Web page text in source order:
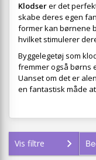
Klodserer det
skabe deres egen
former kan børnene
hvilket stimulerer
Byggelegetøj som
fremmer også børns
Uanset om det er
en fantastisk måde
Vis filtre